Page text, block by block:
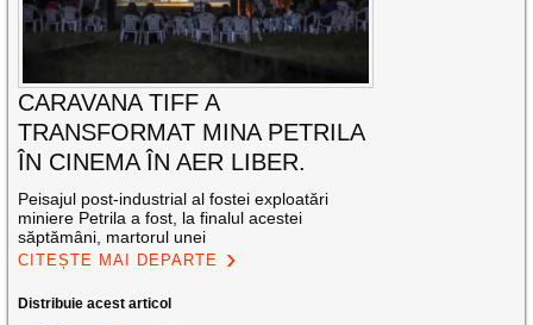
CARAVANA TIFF A
TRANSFORMAT MINA PETRILA
ÎN CINEMA ÎN AER LIBER.
Peisajul post-industrial al fostei exploatări
miniere Petrila a fost, la finalul acestei
săptămâni, martorul unei
CITEȘTE MAI DEPARTE
Distribuie acest articol